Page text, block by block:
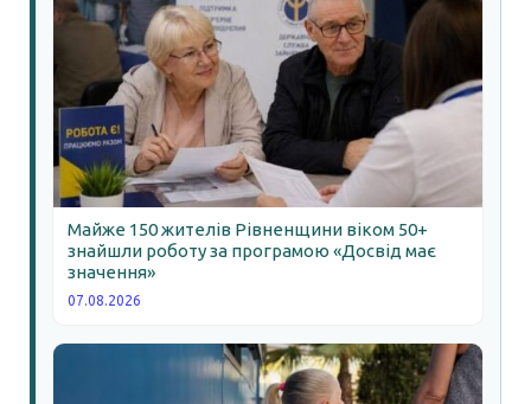
Майже 150 жителів Рівненщини віком 50+
знайшли роботу за програмою «Досвід має
значення»
07.08.2026